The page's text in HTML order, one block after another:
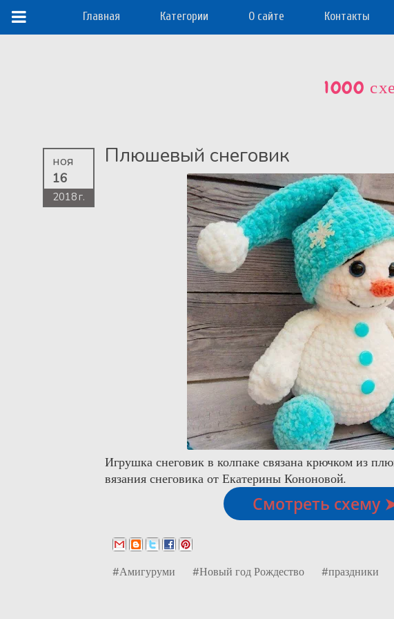
Главная Категории О сайте Контакты
1000
Плюшевый снеговик
ноя
16
2018 г.
Игрушка снеговик в колпаке связана крючком из
вязания снеговика от Екатерины Кононовой.
Смотреть схему
#Амигуруми #Новый год Рождество #праздники